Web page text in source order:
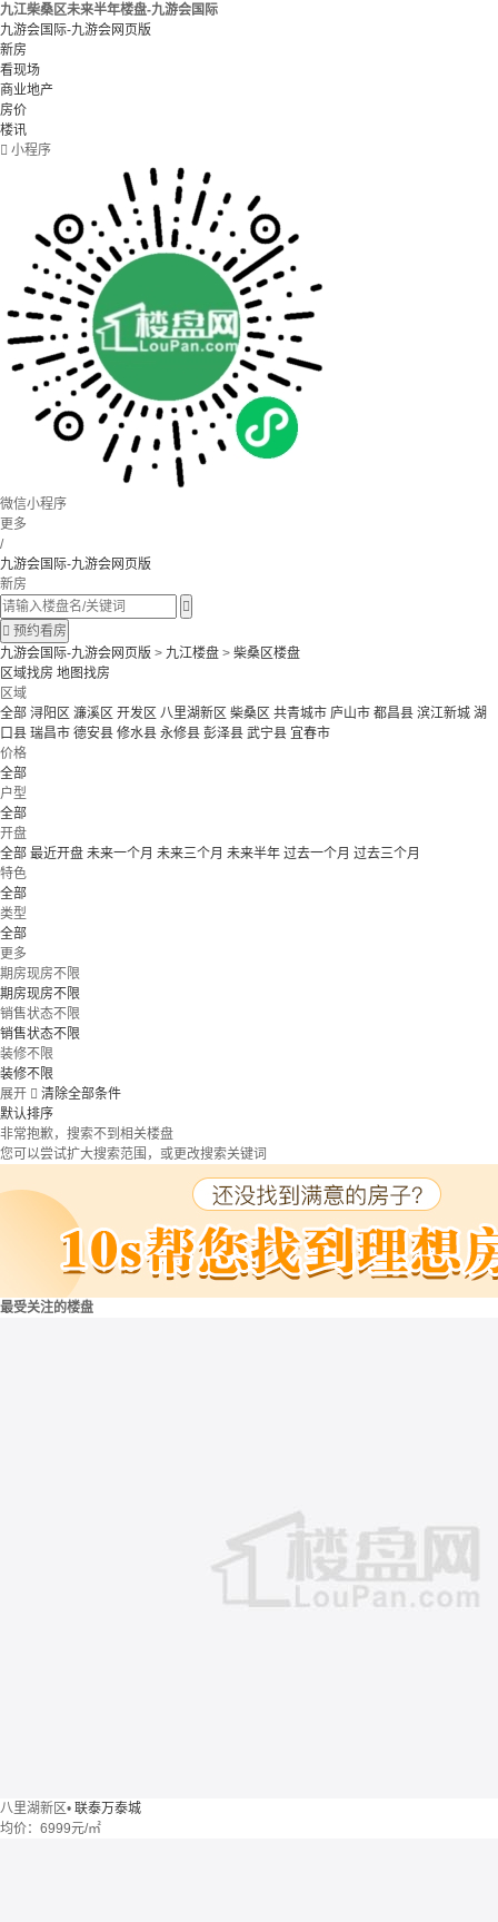
九江柴桑区未来半年楼盘-九游会国际
九游会国际-九游会网页版
新房
看现场
商业地产
房价
楼讯
 小程序
微信小程序
更多
/
九游会国际-九游会网页版
新房

 预约看房
九游会国际-九游会网页版 > 九江楼盘 > 柴桑区楼盘
区域找房 地图找房
区域
全部 浔阳区 濂溪区 开发区 八里湖新区 柴桑区 共青城市 庐山市 都昌县 滨江新城 湖
口县 瑞昌市 德安县 修水县 永修县 彭泽县 武宁县 宜春市
价格
全部
户型
全部
开盘
全部 最近开盘 未来一个月 未来三个月 未来半年 过去一个月 过去三个月
特色
全部
类型
全部
更多
期房现房不限
期房现房不限
销售状态不限
销售状态不限
装修不限
装修不限
展开  清除全部条件
默认排序
非常抱歉，搜索不到相关楼盘
您可以尝试扩大搜索范围，或更改搜索关键词
最受关注的楼盘
八里湖新区• 联泰万泰城
均价： 6999元/㎡